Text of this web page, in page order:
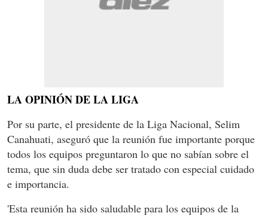
LA OPINIÓN DE LA LIGA
Por su parte, el presidente de la Liga Nacional, Selim
Canahuati, aseguró que la reunión fue importante porque
todos los equipos preguntaron lo que no sabían sobre el
tema, que sin duda debe ser tratado con especial cuidado
e importancia.
'Esta reunión ha sido saludable para los equipos de la